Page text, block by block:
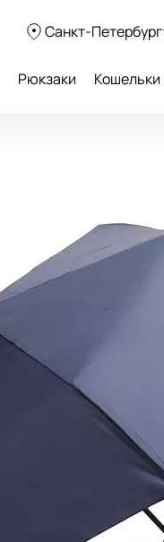
Санкт-Петербург
Рюкзаки Кошельки